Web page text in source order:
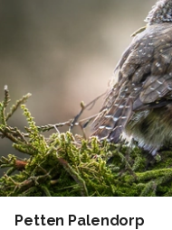
Petten Palendorp